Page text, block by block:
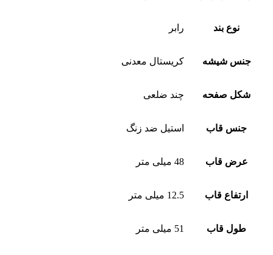
نوع بند رابر
جنس شیشه کریستال معدنی
شکل صفحه چند ضلعی
جنس قاب استیل ضد زنگ
عرض قاب 48 میلی متر
ارتفاع قاب 12.5 میلی متر
طول قاب 51 میلی متر